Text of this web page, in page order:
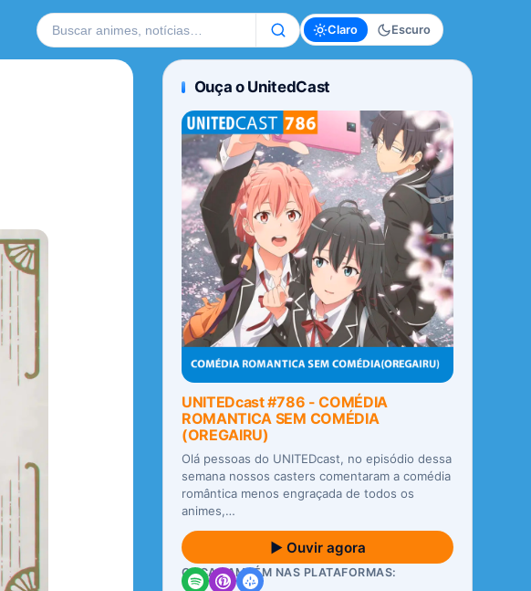
Buscar no site Claro Escuro
Ouça o UnitedCast
UNITEDcast #786 - COMÉDIA
ROMANTICA SEM COMÉDIA
(OREGAIRU)
Olá pessoas do UNITEDcast, no episódio dessa
semana nossos casters comentaram a comédia
romântica menos engraçada de todos os
animes,…
▶ Ouvir agora
OUÇA TAMBÉM NAS PLATAFORMAS: